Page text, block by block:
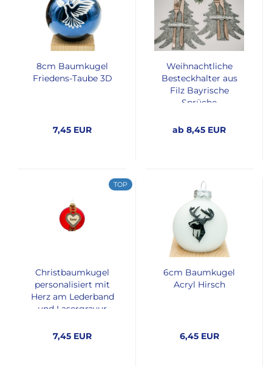
8cm Baumkugel
Friedens-Taube 3D
7,45 EUR
Weihnachtliche
Besteckhalter aus
Filz Bayrische
Sprüche
ab 8,45 EUR
TOP
Christbaumkugel
personalisiert mit
Herz am Lederband
und Lasergravur
7,45 EUR
6cm Baumkugel
Acryl Hirsch
6,45 EUR